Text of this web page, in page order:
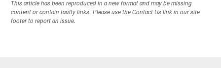
This article has been reproduced in a new format and may be missing
content or contain faulty links. Please use the Contact Us link in our site
footer to report an issue.